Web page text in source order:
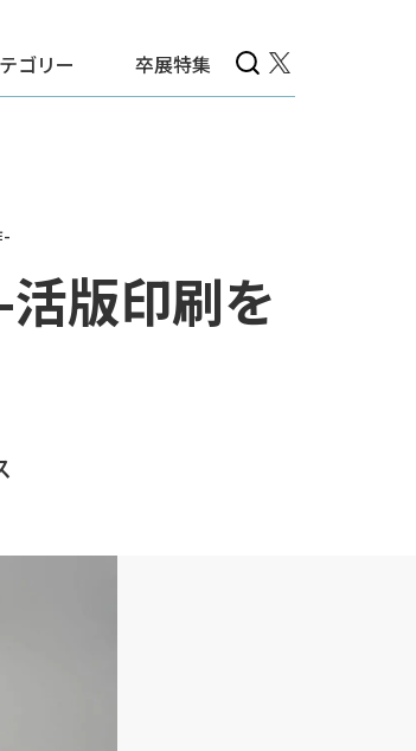
ゴリー 卒展特集
-
版印刷を